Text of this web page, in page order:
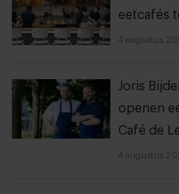
eetcafés
4 augustus
Joris
openen
Café de
4 augustus